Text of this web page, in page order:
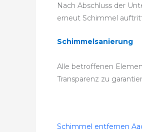
Nach Abschluss der
erneut Schimmel
Schimmelsanierung
Alle betroffenen
Transparenz zu
Schimmel entfernen